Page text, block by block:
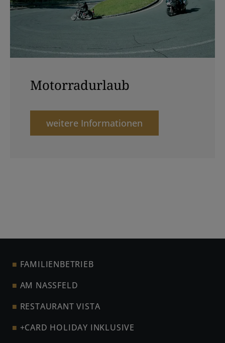
Motorradurlaub
weitere Informationen
FAMILIENBETRIEB
AM NASSFELD
RESTAURANT VISTA
+CARD HOLIDAY INKLUSIVE